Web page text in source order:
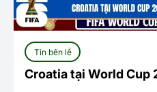
Tin bên lề
Croatia tại World Cup